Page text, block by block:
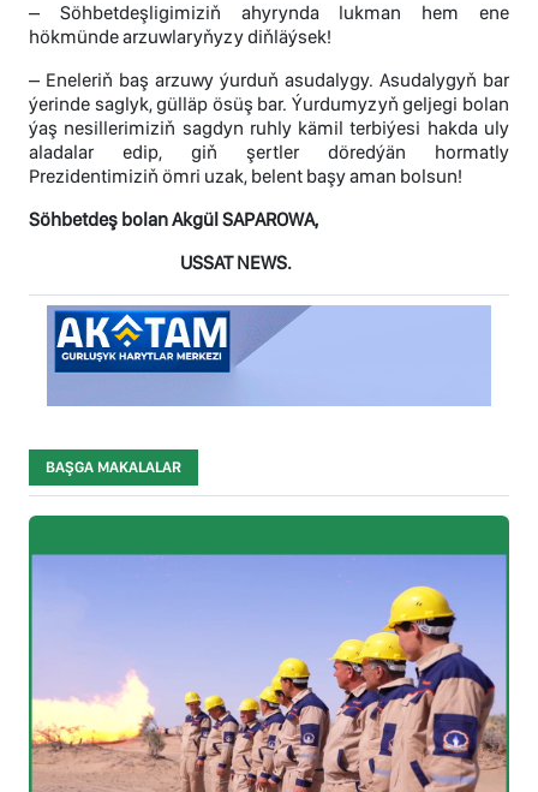
– Söhbetdeşligimiziň ahyrynda lukman hem ene
hökmünde arzuwlaryňyzy diňläýsek!
– Eneleriň baş arzuwy ýurduň asudalygy. Asudalygyň bar
ýerinde saglyk, gülläp ösüş bar. Ýurdumyzyň geljegi bolan
ýaş nesillerimiziň sagdyn ruhly kämil terbiýesi hakda uly
aladalar edip, giň şertler döredýän hormatly
Prezidentimiziň ömri uzak, belent başy aman bolsun!
Söhbetdeş bolan Akgül SAPAROWA,
USSAT NEWS.
BAŞGA MAKALALAR